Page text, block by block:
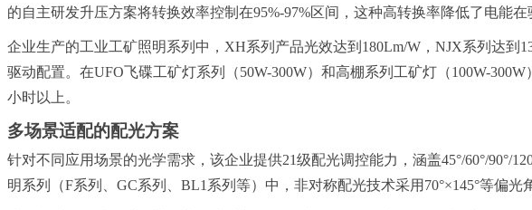
的自主研发升压方案将转换效率控制在95%-97%区间，这种高转换率降低了电能
企业生产的工业工矿照明系列中，XH系列产品光效达到180Lm/W，NJX系列达到
驱动配置。在UFO飞碟工矿灯系列（50W-300W）和高棚系列工矿灯（100W-
小时以上。
多场景适配的配光方案
针对不同应用场景的光学需求，该企业提供21级配光调控能力，涵盖45°/60°/
明系列（F系列、GC系列、BL1系列等）中，非对称配光技术采用70°×145°等偏